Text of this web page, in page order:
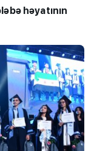
həyatının